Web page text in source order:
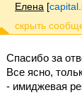
Елена [
Спасибо за
Все ясно,
- имиджевая